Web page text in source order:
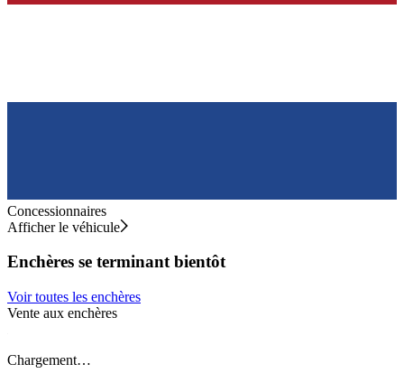
Concessionnaires
Afficher le véhicule
Enchères se terminant bientôt
Voir toutes les enchères
Vente aux enchères
Chargement…